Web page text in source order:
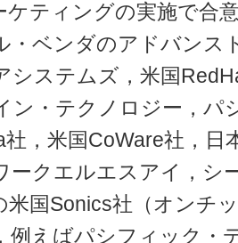
ティングの実施で合
・ベンダのアドバンス
システムズ，米国
ン・テクノロジー，パ
社，米国CoWare社，日
ークエルエスアイ，シ
米国Sonics社（オンチ
例えばパシフィック・